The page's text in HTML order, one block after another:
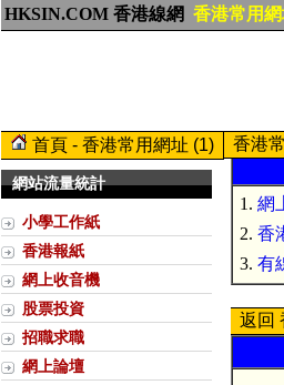
HKSIN.COM 香港線網 香港常用
首頁 - 香港常用網址 (1) 香港
網站流量統計
小學工作紙
香港報紙
網上收音機
股票投資
招職求職
網上論壇
1. 網
2. 香
3. 有
返回